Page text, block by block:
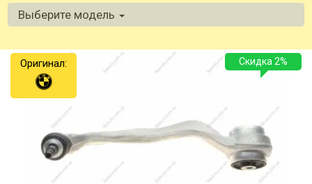
Выберите модель
Скидка 2%
Оригинал: